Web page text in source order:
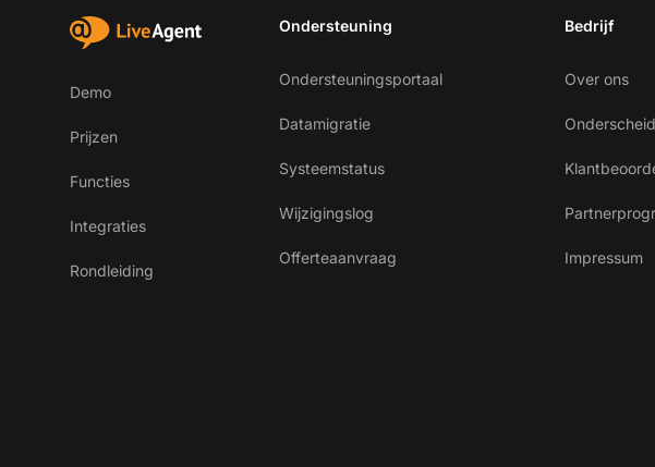
Demo
Prijzen
Functies
Integraties
Rondleiding
Ondersteuning
Ondersteuningsportaal
Datamigratie
Systeemstatus
Wijzigingslog
Offerteaanvraag
Bedrijf
Over ons
Impressum